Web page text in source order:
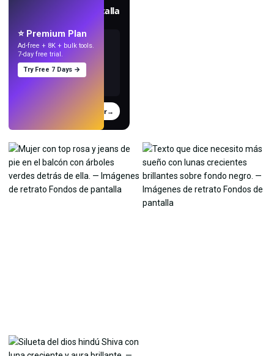
Crea fondos de pantalla
Probar →
⭐ Premium Plan
Ad-free + 8K + bulk tools.
7-day free trial.
Try Free 7 Days →